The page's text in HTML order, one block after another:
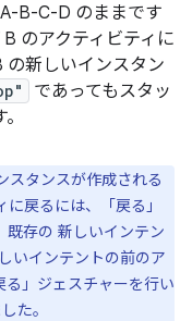
B-C-D のままです
のアクティビティに
の新しいインスタン
であってもスタッ
スタンスが作成される
戻るには、「戻る」
既存の 新しいインテン
いインテントの前のア
る」ジェスチャーを行い
た。